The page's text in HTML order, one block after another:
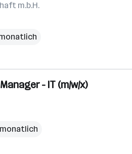
m.b.H.
- IT (m/w/x)